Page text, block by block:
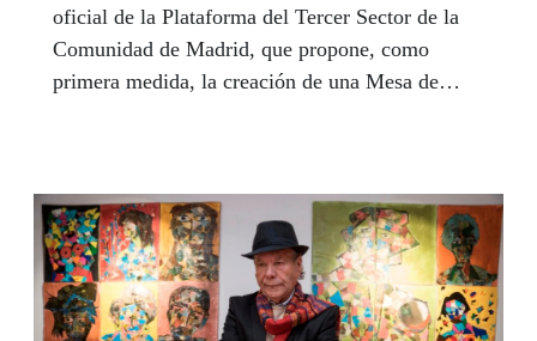
oficial de la Plataforma del Tercer Sector de la
Comunidad de Madrid, que propone, como
primera medida, la creación de una Mesa de